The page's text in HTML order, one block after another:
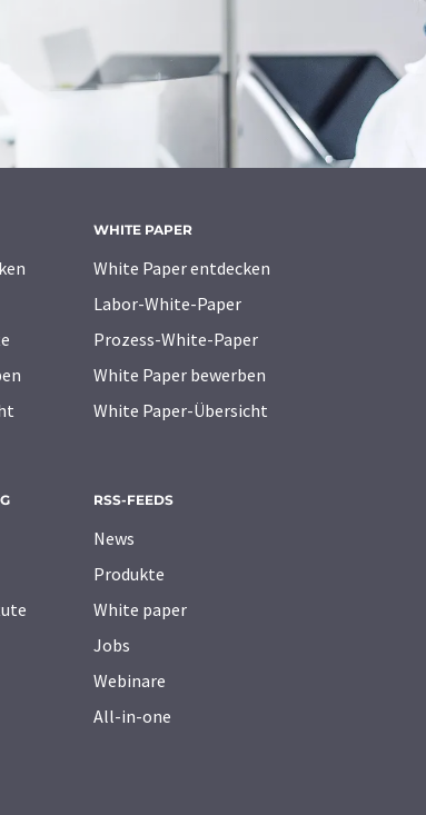
WHITE PAPER
White Paper entdecken
Labor-White-Paper
Prozess-White-Paper
White Paper bewerben
White Paper-Übersicht
RSS-FEEDS
News
Produkte
White paper
Jobs
Webinare
All-in-one